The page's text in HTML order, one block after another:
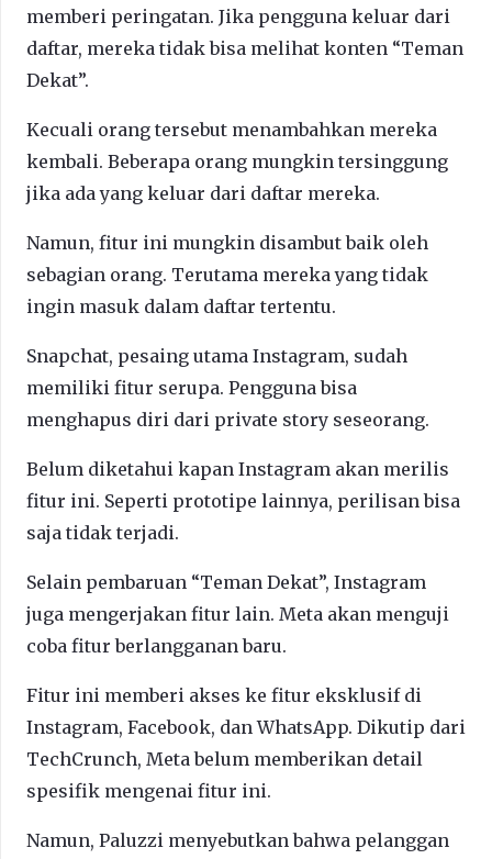
memberi peringatan. Jika pengguna keluar dari
daftar, mereka tidak bisa melihat konten “Teman
Dekat”.
Kecuali orang tersebut menambahkan mereka
kembali. Beberapa orang mungkin tersinggung
jika ada yang keluar dari daftar mereka.
Namun, fitur ini mungkin disambut baik oleh
sebagian orang. Terutama mereka yang tidak
ingin masuk dalam daftar tertentu.
Snapchat, pesaing utama Instagram, sudah
memiliki fitur serupa. Pengguna bisa
menghapus diri dari private story seseorang.
Belum diketahui kapan Instagram akan merilis
fitur ini. Seperti prototipe lainnya, perilisan bisa
saja tidak terjadi.
Selain pembaruan “Teman Dekat”, Instagram
juga mengerjakan fitur lain. Meta akan menguji
coba fitur berlangganan baru.
Fitur ini memberi akses ke fitur eksklusif di
Instagram, Facebook, dan WhatsApp. Dikutip dari
TechCrunch, Meta belum memberikan detail
spesifik mengenai fitur ini.
Namun, Paluzzi menyebutkan bahwa pelanggan